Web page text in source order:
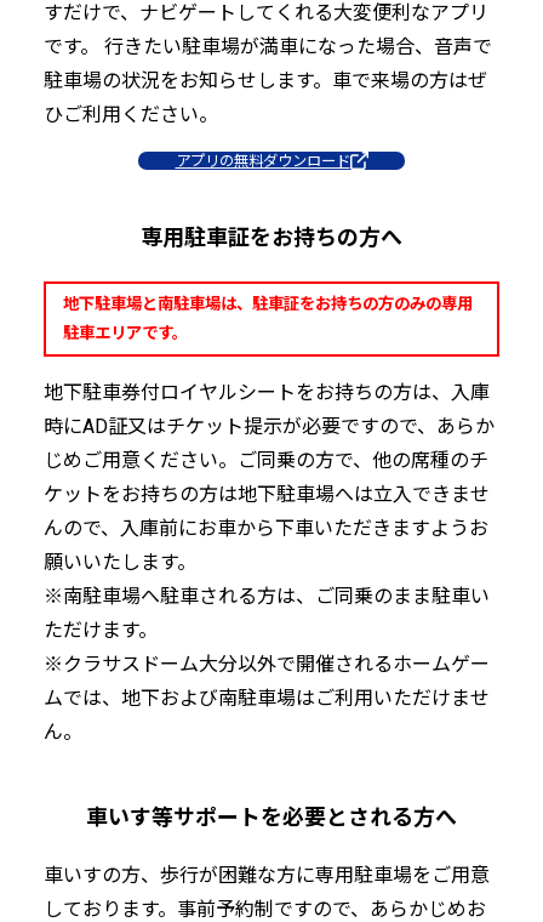
すだけで、ナビゲートしてくれる大変便利なアプリ
です。 行きたい駐車場が満車になった場合、音声で
駐車場の状況をお知らせします。車で来場の方はぜ
ひご利用ください。
アプリの無料ダウンロード
専用駐車証をお持ちの方へ
地下駐車場と南駐車場は、駐車証をお持ちの方のみの専用
駐車エリアです。
地下駐車券付ロイヤルシートをお持ちの方は、入庫
時にAD証又はチケット提示が必要ですので、あらか
じめご用意ください。ご同乗の方で、他の席種のチ
ケットをお持ちの方は地下駐車場へは立入できませ
んので、入庫前にお車から下車いただきますようお
願いいたします。
※南駐車場へ駐車される方は、ご同乗のまま駐車い
ただけます。
※クラサスドーム大分以外で開催されるホームゲー
ムでは、地下および南駐車場はご利用いただけませ
ん。
車いす等サポートを必要とされる方へ
車いすの方、歩行が困難な方に専用駐車場をご用意
しております。事前予約制ですので、あらかじめお